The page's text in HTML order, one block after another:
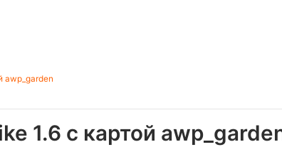
awp_garden
1.6 с картой